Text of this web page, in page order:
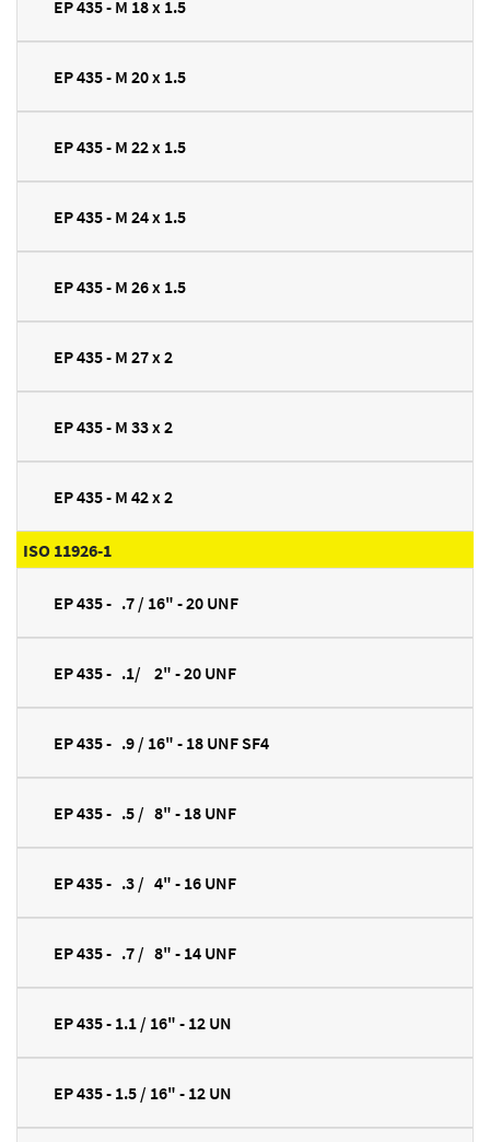
EP 435 - M 18 x 1.5
EP 435 - M 20 x 1.5
EP 435 - M 22 x 1.5
EP 435 - M 24 x 1.5
EP 435 - M 26 x 1.5
EP 435 - M 27 x 2
EP 435 - M 33 x 2
EP 435 - M 42 x 2
ISO 11926-1
EP 435 - .7 / 16" - 20 UNF
EP 435 - .1/ 2" - 20 UNF
EP 435 - .9 / 16" - 18 UNF SF4
EP 435 - .5 / 8" - 18 UNF
EP 435 - .3 / 4" - 16 UNF
EP 435 - .7 / 8" - 14 UNF
EP 435 - 1.1 / 16" - 12 UN
EP 435 - 1.5 / 16" - 12 UN